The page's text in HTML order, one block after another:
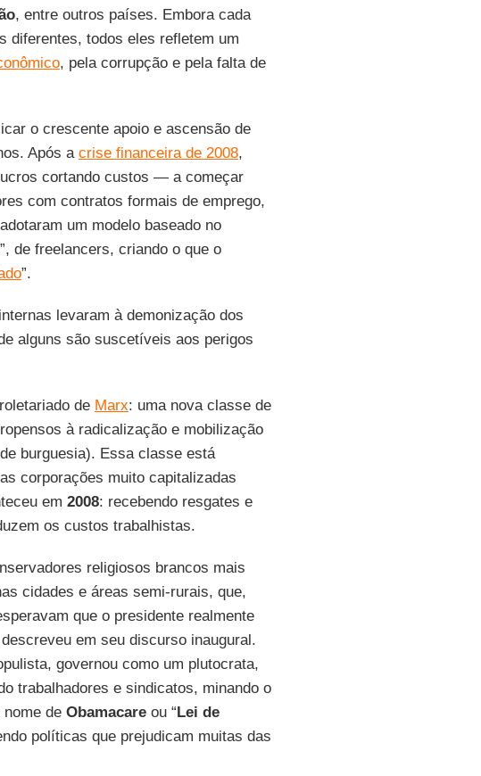
, entre outros países. Embora cada
diferentes, todos eles refletem um
, pela corrupção e pela falta de
o crescente apoio e ascensão de
Após a crise financeira de 2008,
cortando custos — a começar
com contratos formais de emprego,
um modelo baseado no
”, de freelancers, criando o que o
”.
levaram à demonização dos
alguns são suscetíveis aos perigos
de Marx: uma nova classe de
à radicalização e mobilização
burguesia). Essa classe está
corporações muito capitalizadas
em 2008: recebendo resgates e
os custos trabalhistas.
religiosos brancos mais
cidades e áreas semi-rurais, que,
que o presidente realmente
descreveu em seu discurso inaugural.
governou como um plutocrata,
trabalhadores e sindicatos, minando o
de Obamacareou “Lei de
políticas que prejudicam muitas das